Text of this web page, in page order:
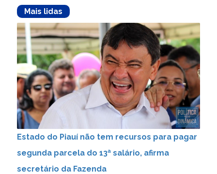
Mais lidas
Estado do Piauí não tem recursos para pagar
segunda parcela do 13ª salário, afirma
secretário da Fazenda